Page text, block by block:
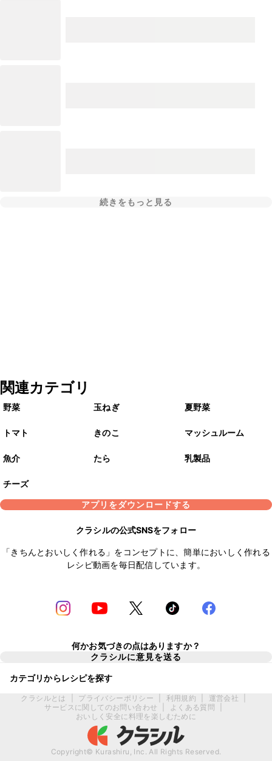
続きをもっと見る
関連カテゴリ
野菜 玉ねぎ 夏野菜
トマト きのこ マッシュルーム
魚介 たら 乳製品
チーズ
アプリをダウンロードする
クラシルの公式SNSをフォロー
「きちんとおいしく作れる」をコンセプトに、簡単においしく作れる
レシピ動画を毎日配信しています。
何かお気づきの点はありますか？
クラシルに意見を送る
カテゴリからレシピを探す
クラシルとは プライバシーポリシー 利用規約 運営会社
サービスに関してのお問い合わせ
よくある質問
おいしく安全に料理を楽しむために
Copyright© Kurashiru, Inc. All Rights Reserved.